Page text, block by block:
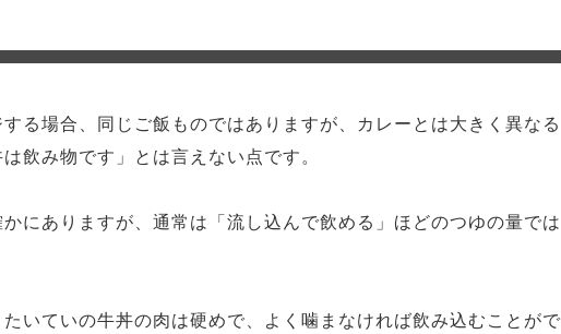
る場合、同じご飯ものではありますが、カレーとは大きく異なる
飲み物です」とは言えない点です。
にありますが、通常は「流し込んで飲める」ほどのつゆの量では
いていの牛丼の肉は硬めで、よく噛まなければ飲み込むことがで